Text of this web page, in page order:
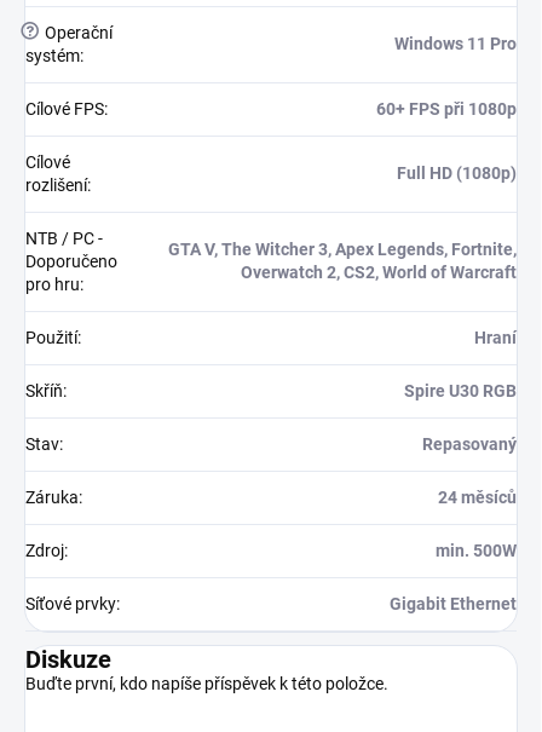
? Operační
systém:
Windows 11 Pro
Cílové FPS: 60+ FPS při 1080p
Cílové
rozlišení:
Full HD (1080p)
NTB / PC -
Doporučeno
pro hru:
GTA V, The Witcher 3, Apex Legends, Fortnite,
Overwatch 2, CS2, World of Warcraft
Použití: Hraní
Skříň: Spire U30 RGB
Stav: Repasovaný
Záruka: 24 měsíců
Zdroj: min. 500W
Síťové prvky: Gigabit Ethernet
Diskuze
Buďte první, kdo napíše příspěvek k této položce.